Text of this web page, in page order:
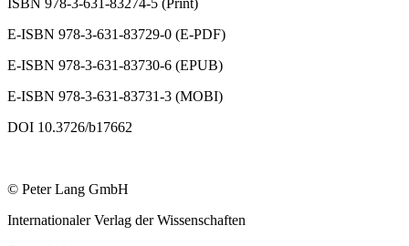
ISBN 978-3-631-83274-5 (Print)
E-ISBN 978-3-631-83729-0 (E-PDF)
E-ISBN 978-3-631-83730-6 (EPUB)
E-ISBN 978-3-631-83731-3 (MOBI)
DOI 10.3726/b17662
© Peter Lang GmbH
Internationaler Verlag der Wissenschaften